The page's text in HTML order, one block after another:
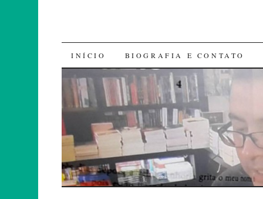
SKIP
TO
CONTENT
INÍCIO BIOGRAFIA E CONTATO